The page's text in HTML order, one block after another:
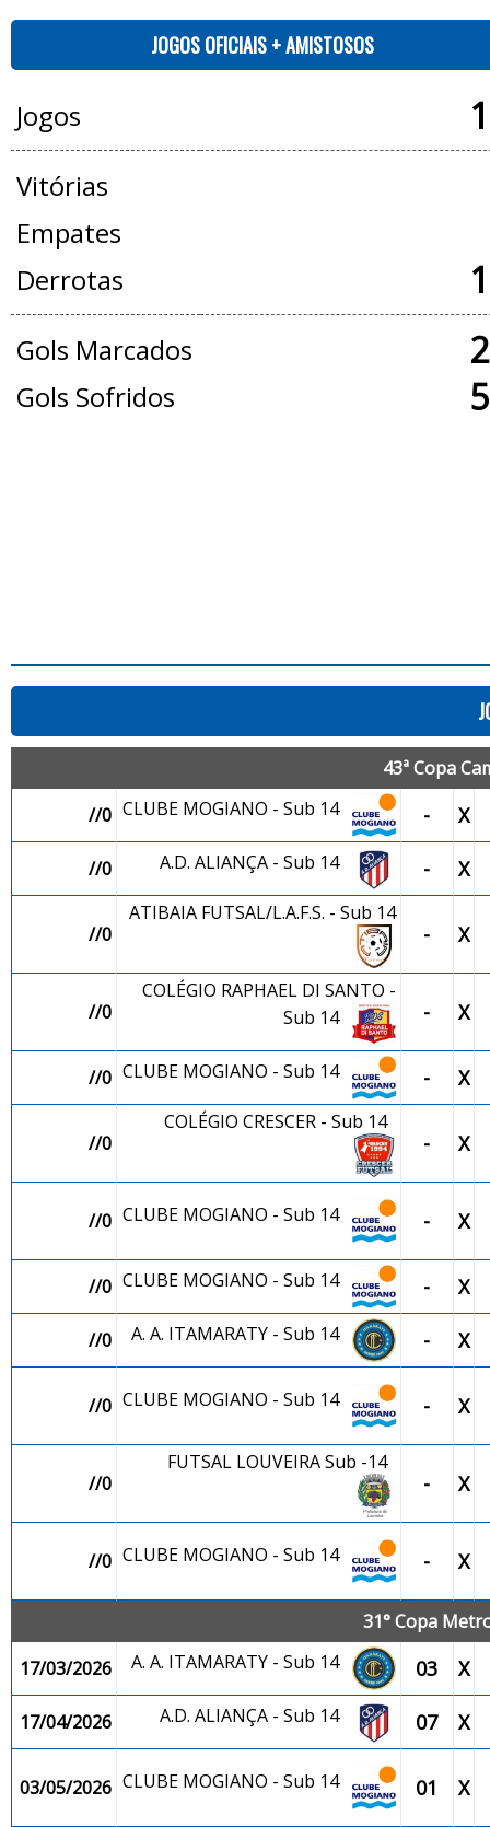
JOGOS OFICIAIS + AMISTOSOS
Jogos
Vitórias
Empates
Derrotas
Gols Marcados
Gols Sofridos
43ª Copa
//0 CLUBE MOGIANO - Sub 14 - X
//0 A.D. ALIANÇA - Sub 14 - X
//0
ATIBAIA FUTSAL/L.A.F.S. - Sub 14
- X
//0
COLÉGIO RAPHAEL DI SANTO -
Sub 14
- X
//0 CLUBE MOGIANO - Sub 14 - X
//0
COLÉGIO CRESCER - Sub 14
- X
//0 CLUBE MOGIANO - Sub 14 - X
//0 CLUBE MOGIANO - Sub 14 - X
//0 A. A. ITAMARATY - Sub 14 - X
//0 CLUBE MOGIANO - Sub 14 - X
//0
FUTSAL LOUVEIRA Sub -14
- X
//0 CLUBE MOGIANO - Sub 14 - X
31° Copa
17/03/2026
A. A. ITAMARATY - Sub 14 03 X
17/04/2026 A.D. ALIANÇA - Sub 14 07 X
03/05/2026 CLUBE MOGIANO - Sub 14 01 X